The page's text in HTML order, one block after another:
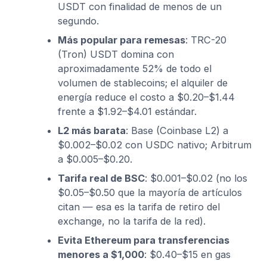
USDT con finalidad de menos de un
segundo.
Más popular para remesas: TRC-20
(Tron) USDT domina con
aproximadamente 52% de todo el
volumen de stablecoins; el alquiler de
energía reduce el costo a $0.20–$1.44
frente a $1.92–$4.01 estándar.
L2 más barata: Base (Coinbase L2) a
$0.002–$0.02 con USDC nativo; Arbitrum
a $0.005–$0.20.
Tarifa real de BSC: $0.001–$0.02 (no los
$0.05–$0.50 que la mayoría de artículos
citan — esa es la tarifa de retiro del
exchange, no la tarifa de la red).
Evita Ethereum para transferencias
menores a $1,000: $0.40–$15 en gas